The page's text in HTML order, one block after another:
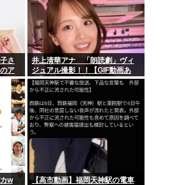
さ
ア
井上清華アナ 「朗読劇」ヴィ
ジュアル撮影！！【GIF動画あ
り】
w
【高市動画】福岡天神駅の電車